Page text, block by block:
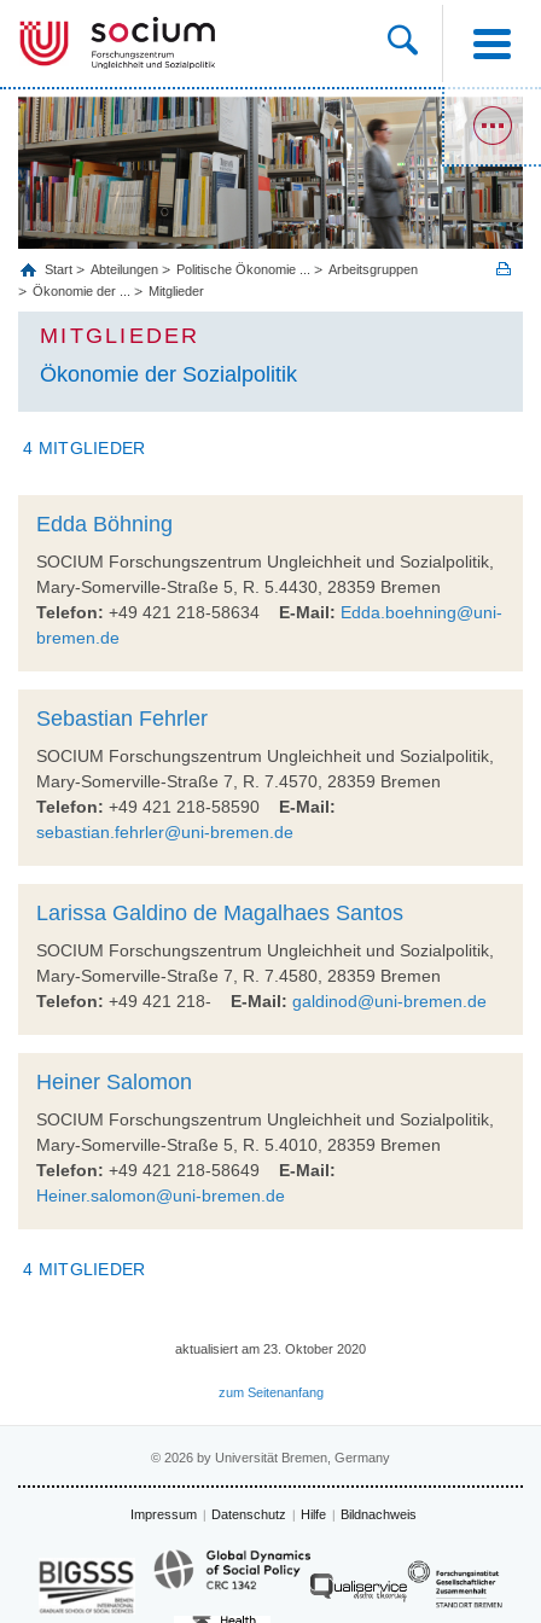
Start Abteilungen Politische Ökonomie ...
Arbeitsgruppen
Ökonomie der ...
Mitglieder
MITGLIEDER
Ökonomie der Sozialpolitik
4 MITGLIEDER
Edda Böhning
SOCIUM Forschungszentrum Ungleichheit und Sozialpolitik,
Mary-Somerville-Straße 5, R. 5.4430, 28359 Bremen
Telefon: +49 421 218-58634 E-Mail: Edda.boehning@uni-
bremen.de
Sebastian Fehrler
SOCIUM Forschungszentrum Ungleichheit und Sozialpolitik,
Mary-Somerville-Straße 7, R. 7.4570, 28359 Bremen
Telefon: +49 421 218-58590 E-Mail:
sebastian.fehrler@uni-bremen.de
Larissa Galdino de Magalhaes Santos
SOCIUM Forschungszentrum Ungleichheit und Sozialpolitik,
Mary-Somerville-Straße 7, R. 7.4580, 28359 Bremen
Telefon: +49 421 218- E-Mail: galdinod@uni-bremen.de
Heiner Salomon
SOCIUM Forschungszentrum Ungleichheit und Sozialpolitik,
Mary-Somerville-Straße 5, R. 5.4010, 28359 Bremen
Telefon: +49 421 218-58649 E-Mail:
Heiner.salomon@uni-bremen.de
4 MITGLIEDER
aktualisiert am 23. Oktober 2020
zum Seitenanfang
© 2026 by Universität Bremen, Germany
Impressum Datenschutz Hilfe Bildnachweis